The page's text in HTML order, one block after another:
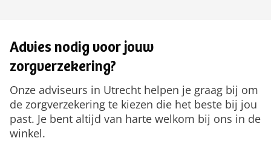
Advies nodig voor jouw
zorgverzekering?
Onze adviseurs in Utrecht helpen je graag bij om
de zorgverzekering te kiezen die het beste bij jou
past. Je bent altijd van harte welkom bij ons in de
winkel.